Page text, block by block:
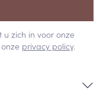
u zich in voor onze
privacy policy.